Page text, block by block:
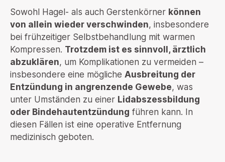
Sowohl Hagel- als auch Gerstenkörner können
von allein wieder verschwinden, insbesondere
bei frühzeitiger Selbstbehandlung mit warmen
Kompressen. Trotzdem ist es sinnvoll, ärztlich
abzuklären, um Komplikationen zu vermeiden –
insbesondere eine mögliche Ausbreitung der
Entzündung in angrenzende Gewebe, was
unter Umständen zu einer Lidabszessbildung
oder Bindehautentzündung führen kann. In
diesen Fällen ist eine operative Entfernung
medizinisch geboten.